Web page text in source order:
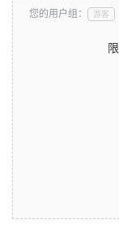
您的用户组： 游客